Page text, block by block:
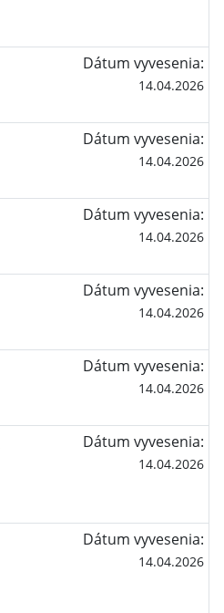
Dátum vyvesenia:
14.04.2026
Dátum vyvesenia:
14.04.2026
Dátum vyvesenia:
14.04.2026
Dátum vyvesenia:
14.04.2026
Dátum vyvesenia:
14.04.2026
Dátum vyvesenia:
14.04.2026
Dátum vyvesenia:
14.04.2026